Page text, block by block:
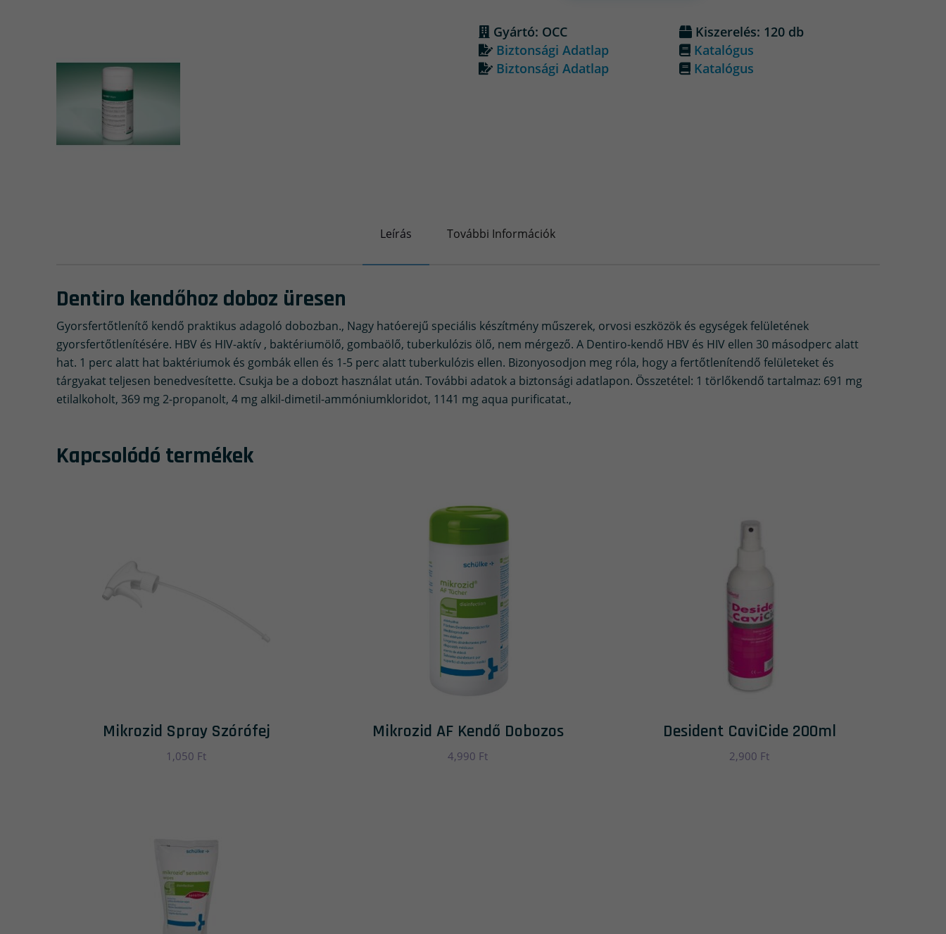
Gyártó: OCC
Kiszerelés: 120 db
Biztonsági Adatlap
Katalógus
Biztonsági Adatlap
Katalógus
Leírás További Információk
Dentiro kendőhoz doboz üresen
Gyorsfertőtlenítő kendő praktikus adagoló dobozban., Nagy hatóerejű speciális készítmény műszerek, orvosi eszközök és egységek felületének
gyorsfertőtlenítésére. HBV és HIV-aktív , baktériumölő, gombaölő, tuberkulózis ölő, nem mérgező. A Dentiro-kendő HBV és HIV ellen 30 másodperc alatt
hat. 1 perc alatt hat baktériumok és gombák ellen és 1-5 perc alatt tuberkulózis ellen. Bizonyosodjon meg róla, hogy a fertőtlenítendő felületeket és
tárgyakat teljesen benedvesítette. Csukja be a dobozt használat után. További adatok a biztonsági adatlapon. Összetétel: 1 törlőkendő tartalmaz: 691 mg
etilalkoholt, 369 mg 2-propanolt, 4 mg alkil-dimetil-ammóniumkloridot, 1141 mg aqua purificatat.,
Kapcsolódó termékek
Mikrozid Spray Szórófej
1,050 Ft
Mikrozid AF Kendő Dobozos
4,990 Ft
Desident CaviCide 200ml
2,900 Ft